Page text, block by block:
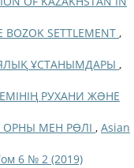
BOZOK SETTLEMENT ,
ҰСТАНЫМДАРЫ ,
РУХАНИ ЖƏНЕ
ОРНЫ МЕН РӨЛІ , Asian
6 № 2 (2019)